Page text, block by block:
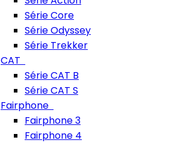
Série Core
Série Odyssey
Série Trekker
CAT
Série CAT B
Série CAT S
Fairphone
Fairphone 3
Fairphone 4